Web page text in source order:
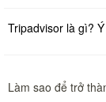
Tripadvisor là gì?
Làm sao để trở